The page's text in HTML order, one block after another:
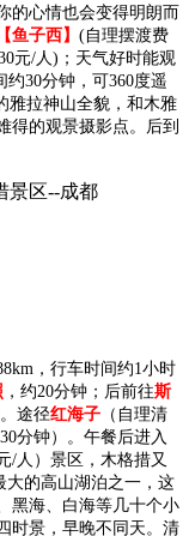
的心情也会变得明朗而
【鱼子西】 (自理摆渡费
元/人)；天气好时能观
30分钟，可360度遥
雅拉神山全貌，和木雅
得的观景摄影点。后到
景区--成都
，行车时间约1小时
，约20分钟；后前往斯
途径红海子 （自理清
分钟）。午餐后进入
/人）景区，木格措又
大的高山湖泊之一，这
黑海、白海等几十个小
时景，早晚不同天。清